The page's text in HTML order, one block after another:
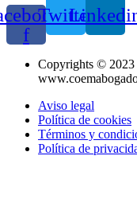
f
Twitter
Copyrights © 2023
Aviso legal
Política de cookies
Términos y
Política de